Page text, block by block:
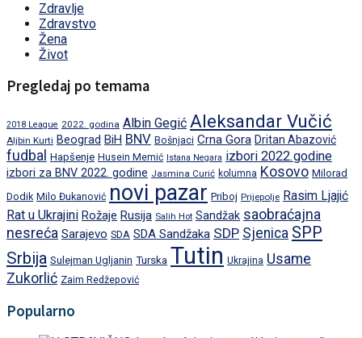
Zdravlje
Zdravstvo
Žena
Život
Pregledaj po temama
2018 League 2022. godina Albin Gegić Aleksandar Vučić
Aljbin Kurti Beograd BiH BNV Bošnjaci Crna Gora Dritan Abazović
fudbal Hapšenje Husein Memić Istana Negara izbori 2022.godine
izbori za BNV 2022. godine Jasmina Curić kolumna Kosovo Milorad
Dodik Milo Đukanović novi pazar Priboj Prijepolje Rasim Ljajić
Rat u Ukrajini Rožaje Rusija Salih Hot Sandžak saobraćajna
nesreća Sarajevo SDA SDA Sandžaka SDP Sjenica SPP
Srbija Sulejman Ugljanin Turska Tutin Ukrajina Usame
Zukorlić Zaim Redžepović
Popularno